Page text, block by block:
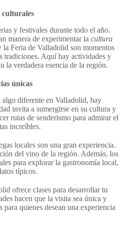
culturales
y festivales durante todo el año.
manera de experimentar la cultura
la Feria de Valladolid son momentos
tradiciones. Aquí hay actividades y
la verdadera esencia de la región.
únicas
algo diferente en Valladolid, hay
invita a sumergirse en su cultura y
rutas de senderismo para admirar el
increíbles.
locales son una gran experiencia.
del vino de la región. Además, los
para explorar la gastronomía local,
típicos.
ofrece clases para desarrollar tu
hacen que la visita sea única y
para quienes desean una experiencia